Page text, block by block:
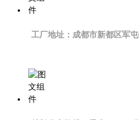
工厂地址：成都市新都区军